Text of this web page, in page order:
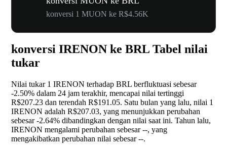
konversi 1 MUON ke R$4.56K
konversi IRENON ke BRL Tabel nilai
tukar
Nilai tukar 1 IRENON terhadap BRL berfluktuasi sebesar
-2.50% dalam 24 jam terakhir, mencapai nilai tertinggi
R$207.23 dan terendah R$191.05. Satu bulan yang lalu, nilai 1
IRENON adalah R$207.03, yang menunjukkan perubahan
sebesar-2.64% dibandingkan dengan nilai saat ini. Tahun lalu,
IRENON mengalami perubahan sebesar--, yang
mengakibatkan perubahan nilai sebesar--.